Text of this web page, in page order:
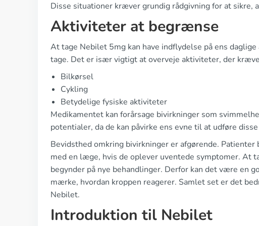
Disse situationer kræver grundig rådgivning for at sikre,
Aktiviteter at begrænse
At tage Nebilet 5mg kan have indflydelse på ens
tage. Det er især vigtigt at overveje aktiviteter, der
Bilkørsel
Cykling
Betydelige fysiske aktiviteter
Medikamentet kan forårsage bivirkninger som
potentialer, da de kan påvirke ens evne til at udføre
Bevidsthed omkring bivirkninger er afgørende.
med en læge, hvis de oplever uventede symptomer. At
begynder på nye behandlinger. Derfor kan det være en
mærke, hvordan kroppen reagerer. Samlet set er det
Nebilet.
Introduktion til Nebilet